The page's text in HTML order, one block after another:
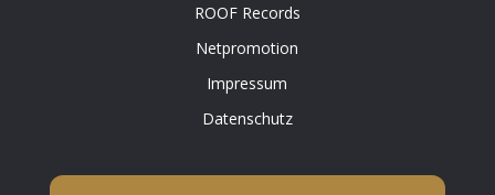
ROOF Records
Netpromotion
Impressum
Datenschutz